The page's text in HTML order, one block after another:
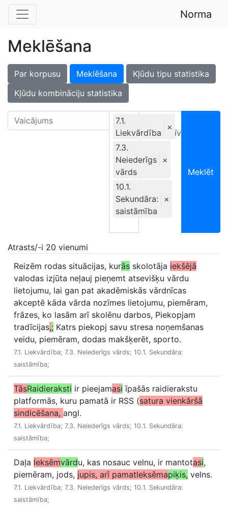
Norma
Meklēšana
Par korpusu Meklēšana
Kļūdu tipu statistika
Kļūdu kombināciju statistika
7.1.
Liekvārdība
×
7.3.
Neiederīgs
vārds
×
10.1.
Sekundāra:
saistāmība
×
Ekskluzīvi
Meklēt
Atrasts/-i 20 vienumi
Reizēm rodas situācijas, kurās skolotāja iekšējā
valodas izjūta neļauj pieņemt atsevišķu vārdu
lietojumu, lai gan pat akadēmiskās vārdnīcas
akceptē kāda vārda nozīmes lietojumu, piemēram,
frāzes, ko lasām arī skolēnu darbos, Piekopjam
tradīcijas,; Katrs piekopj savu stresa noņemšanas
veidu, piemēram, dodas makšķerēt, sporto.
7.1. Liekvārdība; 7.3. Neiederīgs vārds; 10.1. Sekundāra:
saistāmība;
TāsRaidieraksti ir pieejamasi īpašās raidierakstu
platformās, kuru pamatā ir RSS (satura vienkāršā
sindicēšana, angl.
7.1. Liekvārdība; 7.3. Neiederīgs vārds; 10.1. Sekundāra:
saistāmība;
Daļa leksēmvārdu, kas nosauc velnu, ir mantotasi,
piemēram, jods, jupis, arī pamatleksēmapiķis, velns.
7.1. Liekvārdība; 7.3. Neiederīgs vārds; 10.1. Sekundāra:
saistāmība;